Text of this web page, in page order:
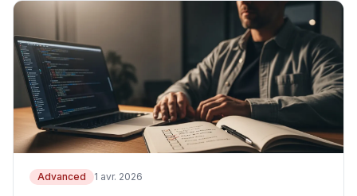
Advanced 1 avr. 2026